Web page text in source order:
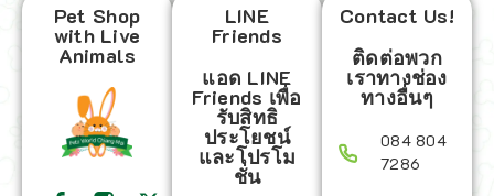
Pet Shop
with Live
Animals
LINE
Friends
แอด LINE
Friends เพื่อ
รับสิทธิ
ประโยชน์
และโปรโม
ชั่น
Contact Us!
ติดต่อพวก
เราทางช่อง
ทางอื่นๆ
084 804
7286